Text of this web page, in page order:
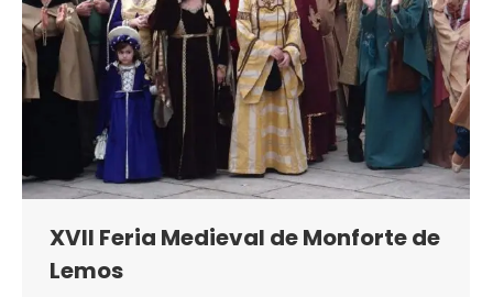
XVII Feria Medieval de Monforte de
Lemos